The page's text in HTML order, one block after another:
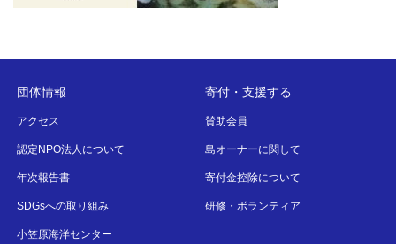
団体情報
アクセス
認定NPO法人について
年次報告書
SDGsへの取り組み
小笠原海洋センター
寄付・支援する
賛助会員
島オーナーに関して
寄付金控除について
研修・ボランティア